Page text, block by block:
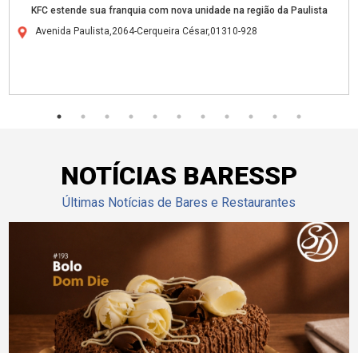
KFC estende sua franquia com nova unidade na região da Paulista
Avenida Paulista,2064-Cerqueira César,01310-928
NOTÍCIAS BARESSP
Últimas Notícias de Bares e Restaurantes